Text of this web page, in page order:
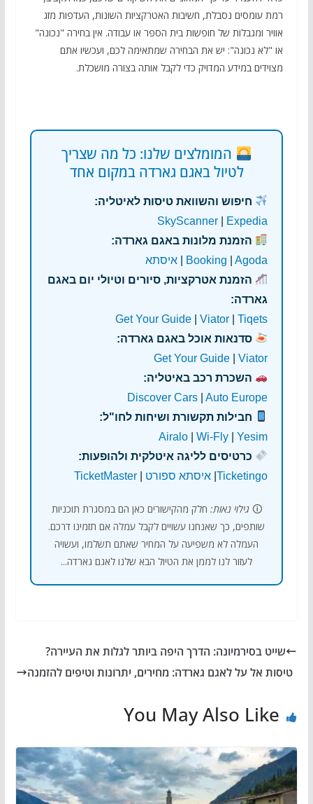
רמת עומסים נסבלת, חשיבות האטרקציות השונות, העדפות מזג
אוויר ומגבלות של חופשות בית הספר או עבודה. אין בחירה "נכונה"
או "לא נכונה": יש את הבחירה שמתאימה לכם, ועכשיו אתם
מצוידים במידע המדויק כדי לקבל אותה בצורה מושכלת.
המומלצים שלנו: כל מה שצריך
לטיול באגם גארדה במקום אחד
חיפוש והשוואת טיסות לאיטליה:
SkyScanner
Expedia
הזמנת מלונות באגם גארדה:
Booking |Agoda
איסתא
הזמנת אטרקציות, סיורים וטיולי יום באגם
גארדה:
Get Your Guide |Viator |Tiqets
סדנאות אוכל באגם גארדה:
Get Your Guide |Viator
השכרת רכב באיטליה:
Discover Cars |Auto Europe
חבילות תקשורת ושיחות לחו"ל:
Airalo |Wi-Fly |Yesim
כרטיסים לליגה איטלקית ולהופעות:
Ticketingo
| איסתא ספורט TicketMaster
🛈גילוי נאות: חלק מהקישורים כאן הם במסגרת תוכניות
שותפים, כך שאנחנו עשויים לקבל עמלה אם תזמינו דרכם.
העמלה לא משפיעה על המחיר שאתם תשלמו, ועשויה
לעזור לנו לממן את הטיול הבא שלנו לאגם גארדה...
שייט בסירמיונה: הדרך היפה ביותר לגלות את העיירה?
טיסות אל על לאגם גארדה: מחירים, יתרונות וטיפים להזמנה
You May Also Like